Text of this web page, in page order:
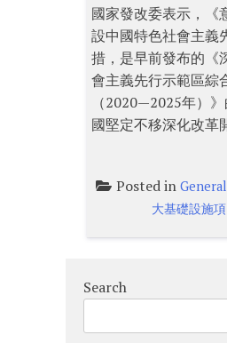
國家發改委表示，《
設中國特色社會主義
措，是早前發布的《
會主義先行示範區綜
（2020—2025年）
國堅定不移深化改革
Posted inGeneral
大基礎設施
Search